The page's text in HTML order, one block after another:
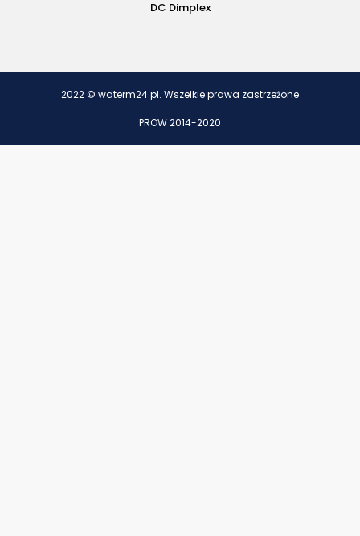
DC Dimplex
2022 © waterm24.pl. Wszelkie prawa zastrzeżone
PROW 2014-2020